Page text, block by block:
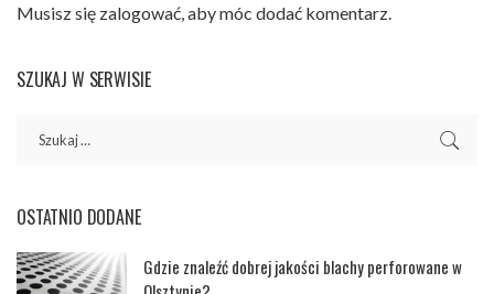
Musisz się zalogować, aby móc dodać komentarz.
SZUKAJ W SERWISIE
OSTATNIO DODANE
Gdzie znaleźć dobrej jakości blachy perforowane w